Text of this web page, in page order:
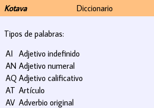
Kotava Diccionario
Tipos de palabras:
AI Adjetivo indefinido
AN Adjetivo numeral
AQ Adjetivo calificativo
AT Artículo
AV Adverbio original